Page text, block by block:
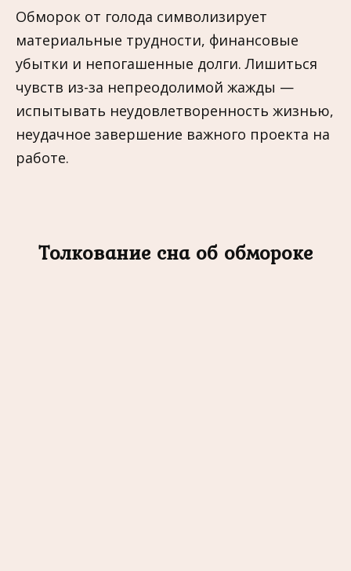
Обморок от голода символизирует
материальные трудности, финансовые
убытки и непогашенные долги. Лишиться
чувств из-за непреодолимой жажды —
испытывать неудовлетворенность жизнью,
неудачное завершение важного проекта на
работе.
Толкование сна об обмороке